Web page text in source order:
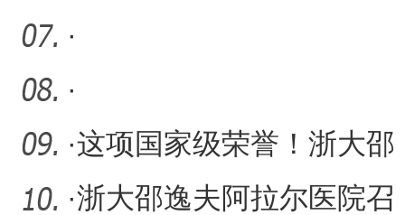
·
·
·这项国家级荣誉！浙大邵
逸夫阿拉尔医院医共体16
·浙大邵逸夫阿拉尔医院召